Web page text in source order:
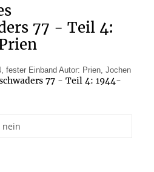
77 - Teil 4:
fester Einband Autor: Prien, Jochen
77 - Teil 4: 1944-
nein